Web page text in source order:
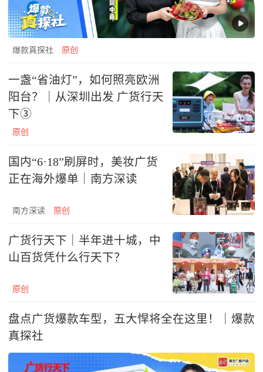
爆款真探社 原创
一盏“省油灯”，如何照亮欧洲
阳台？｜从深圳出发 广货行天
下③
原创
国内“6·18”刷屏时，美妆广货
正在海外爆单｜南方深读
南方深读 原创
广货行天下｜半年进十城，中
山百货凭什么行天下？
原创
盘点广货爆款车型，五大悍将全在这里！｜爆款
真探社